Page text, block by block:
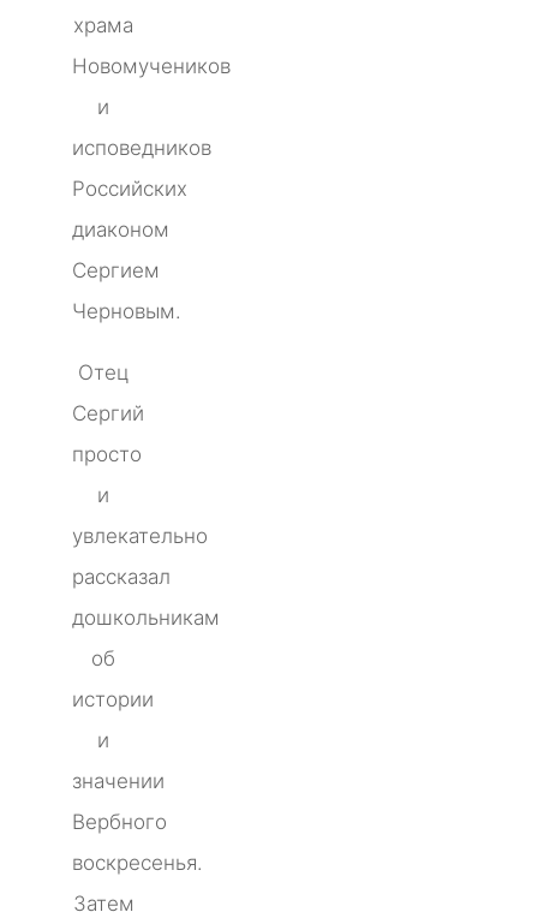
храма
Новомучеников
и
исповедников
Российских
диаконом
Сергием
Черновым.
Отец
Сергий
просто
и
увлекательно
рассказал
дошкольникам
об
истории
и
значении
Вербного
воскресенья.
Затем